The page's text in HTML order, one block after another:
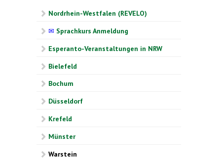
Nordrhein-Westfalen (REVELO)
✉ Sprachkurs Anmeldung
Esperanto-Veranstaltungen in NRW
Bielefeld
Bochum
Düsseldorf
Krefeld
Münster
Warstein